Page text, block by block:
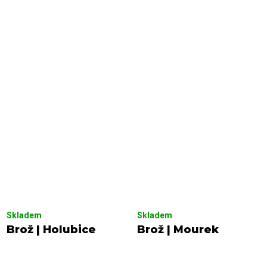
Brož | Holubice
Skladem
Brož | Mourek
Skladem